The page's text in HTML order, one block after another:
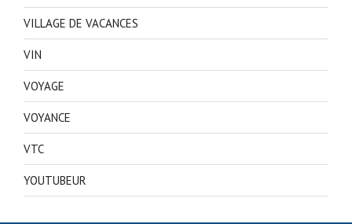
VILLAGE DE VACANCES
VIN
VOYAGE
VOYANCE
VTC
YOUTUBEUR